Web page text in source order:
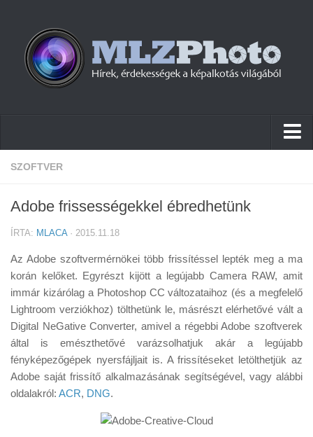
Hírek
Cikkek
Firmware
Tudástár
Tanácsok
Érdekességek
Helyszíni Riport
E-BB
SZOFTVER
Adobe frissességekkel ébredhetünk
ÍRTA: MLACA· 2015.11.18
Az Adobe szoftvermérnökei több frissítéssel lepték meg a ma
korán kelőket. Egyrészt kijött a legújabb Camera RAW, amit
immár kizárólag a Photoshop CC változataihoz (és a megfelelő
Lightroom verziókhoz) tölthetünk le, másrészt elérhetővé vált a
Digital NeGative Converter, amivel a régebbi Adobe szoftverek
által is emészthetővé varázsolhatjuk akár a legújabb
fényképezőgépek nyersfájljait is. A frissítéseket letölthetjük az
Adobe saját frissítő alkalmazásának segítségével, vagy alábbi
oldalakról: ACR, DNG.